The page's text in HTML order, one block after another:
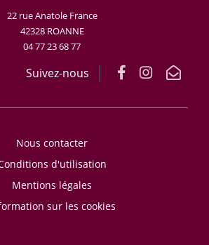
22 rue Anatole France
42328 ROANNE
04 77 23 68 77
Suivez-nous
Nous contacter
d'utilisation
Mentions légales
sur les cookies